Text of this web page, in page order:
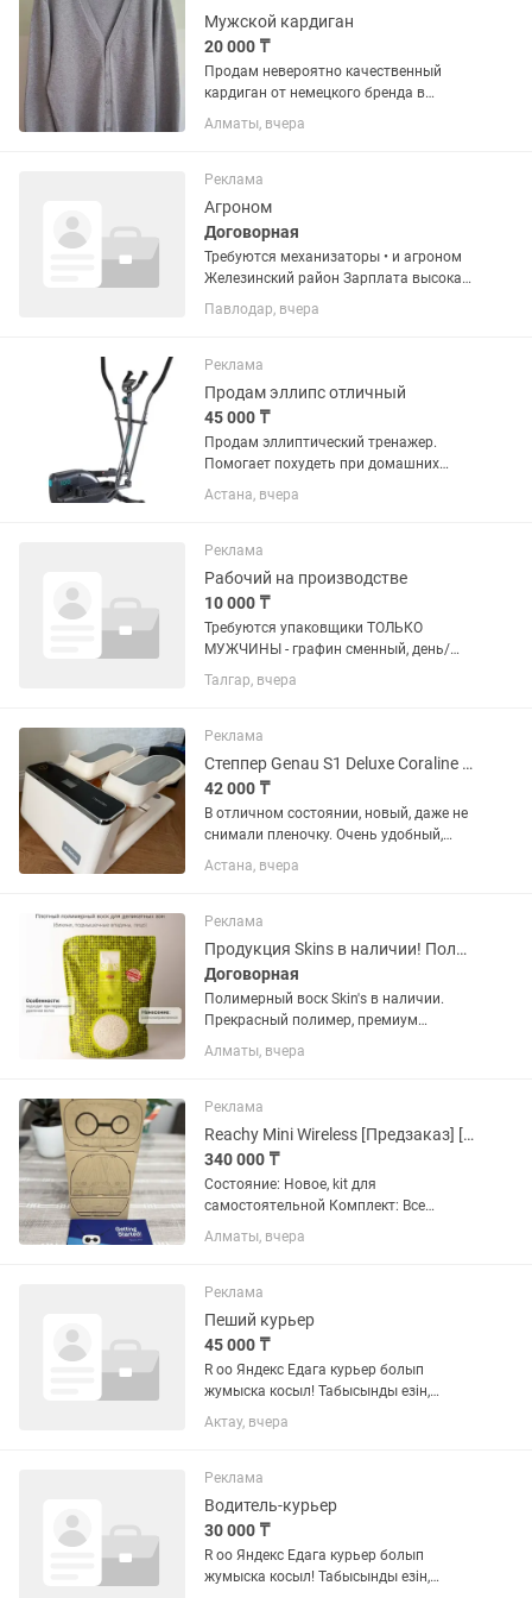
Мужской кардиган
20 000 ₸
Продам невероятно качественный
кардиган от немецкого бренда в
коллаборации QS! Абсолютно новый!
Модель свободного кроя, идеальный
линеечку! Кардиган соткан из...
Алматы, вчера
Реклама
Агроном
Договорная
Требуются механизаторы • и агроном
Железинский район Зарплата высокая
• договорная В случае переезда дом
предоставляется Тел:
Павлодар, вчера
Реклама
Продам эллипс отличный
45 000 ₸
Продам эллиптический тренажер.
Помогает похудеть при домашних
тренировках. Состояние отличное все
работает. Эллиптический тренажер
(нижние конечности, верхние...
Астана, вчера
Реклама
Рабочий на производстве
10 000 ₸
Требуются упаковщики ТОЛЬКО
МУЖЧИНЫ - графин сменный, день/
ночь - возможно подработка
(совмещение с основной работой) -
питание за счет компании - находимся
в...
Талгар, вчера
Реклама
Степпер Genau S1 Deluxe Coraline классический
42 000 ₸
В отличном состоянии, новый, даже не
снимали пленочку. Очень удобный,
хорошо прокачивает мышцы, меньше
работать чем на дорожке по времени
есть DeluxeМини-степпер...
Астана, вчера
Реклама
Продукция Skins в наличии! Полимерный воск
Договорная
Полимерный воск Skin's в наличии.
Прекрасный полимер, премиум
качества, для депиляции. Великолепно
растягивается на обширные участки
нанесения!
Алматы, вчера
Реклама
Reachy Mini Wireless [Предзаказ] [Hugging Face]
340 000 ₸
Состояние: Новое, kit для
самостоятельной Комплект: Все
детали и инструкция (сборка 1 час).
Открытый робот от Hugging Face.
микрофоны, динамики. Внутри свой...
Алматы, вчера
Реклама
Пеший курьер
45 000 ₸
R оо Яндекс Едага курьер болып
жумыска косыл! Табысынды езін,
баскар! 17 Икемді жумыс кестесі. •
Тапсырыстарды косымша аркылы
велосипедпен жеткізуге болады. Кун
сайын немесе...
Актау, вчера
Реклама
Водитель-курьер
30 000 ₸
R оо Яндекс Едага курьер болып
жумыска косыл! Табысынды езін,